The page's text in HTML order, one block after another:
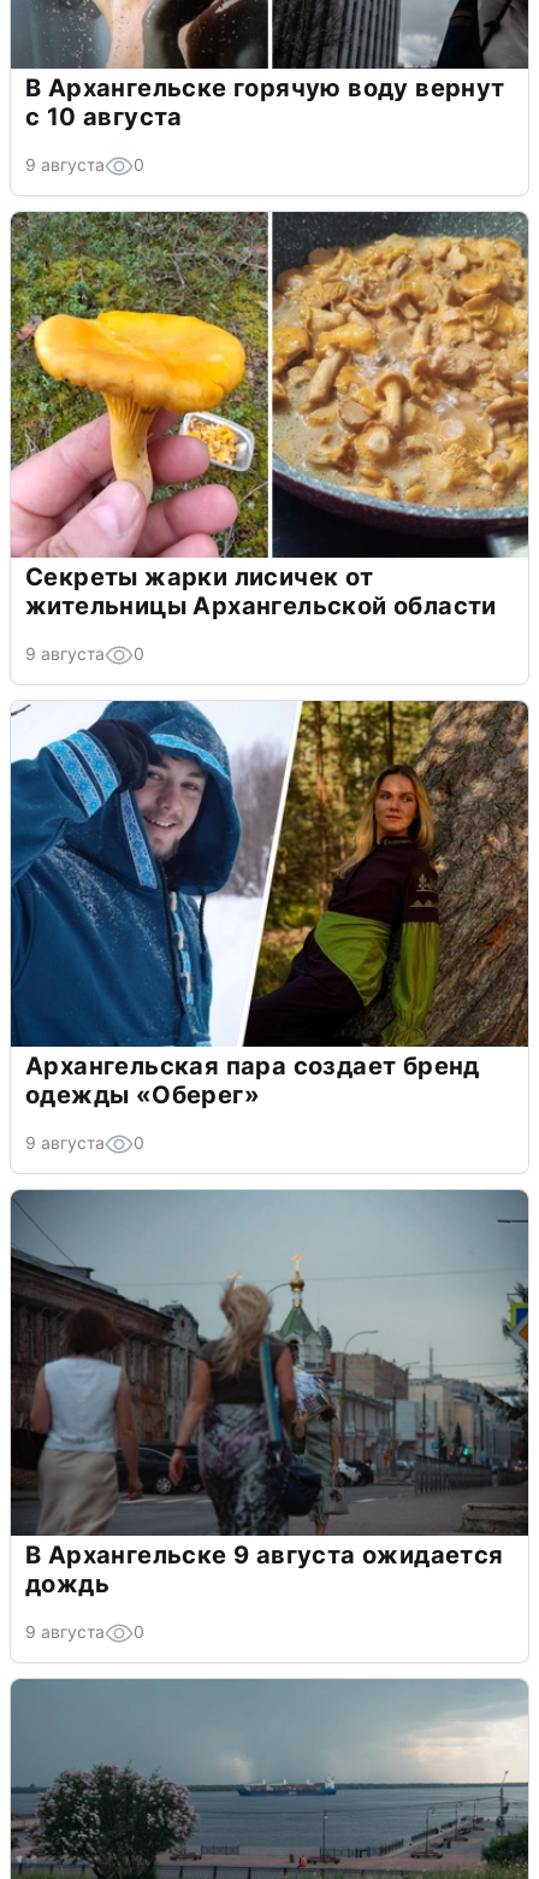
В Архангельске горячую воду вернут
с 10 августа
9 августа 0
Секреты жарки лисичек от
жительницы Архангельской области
9 августа 0
Архангельская пара создает бренд
одежды «Оберег»
9 августа 0
В Архангельске 9 августа ожидается
дождь
9 августа 0